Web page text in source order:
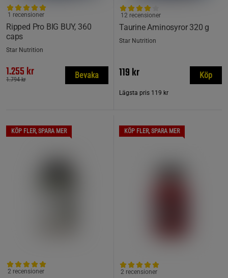
Ripped Pro BIG BUY, 360
caps
1 recensioner
Star Nutrition
1.255 kr
1.794 kr Bevaka
Taurine Aminosyror 320 g
12 recensioner
Star Nutrition
119 kr
Lägsta pris 119 kr
Köp
KÖP FLER, SPARA MER
2 recensioner
KÖP FLER, SPARA MER
2 recensioner